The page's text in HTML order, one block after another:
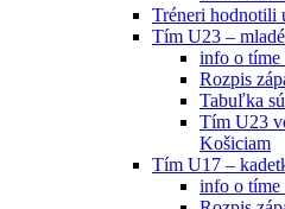
Tréneri hodnotili
Tím U23 –
info o tíme
Rozpis
Tabuľka
Tím U23
Košiciam
Tím U17 –
info o tíme